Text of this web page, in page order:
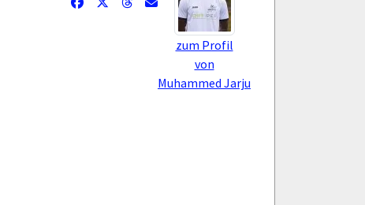
zum Profil
von
Muhammed Jarju